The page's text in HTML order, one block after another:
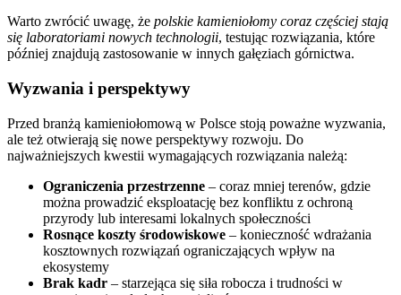
Warto zwrócić uwagę, że polskie kamieniołomy coraz częściej stają
się laboratoriami nowych technologii, testując rozwiązania, które
później znajdują zastosowanie w innych gałęziach górnictwa.
Wyzwania i perspektywy
Przed branżą kamieniołomową w Polsce stoją poważne wyzwania,
ale też otwierają się nowe perspektywy rozwoju. Do
najważniejszych kwestii wymagających rozwiązania należą:
Ograniczenia przestrzenne – coraz mniej terenów, gdzie
można prowadzić eksploatację bez konfliktu z ochroną
przyrody lub interesami lokalnych społeczności
Rosnące koszty środowiskowe – konieczność wdrażania
kosztownych rozwiązań ograniczających wpływ na
ekosystemy
Brak kadr – starzejąca się siła robocza i trudności w